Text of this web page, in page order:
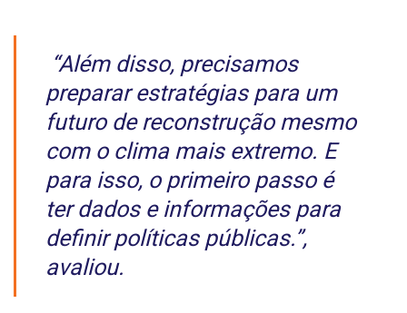
“Além disso, precisamos
preparar estratégias para um
futuro de reconstrução mesmo
com o clima mais extremo. E
para isso, o primeiro passo é
ter dados e informações para
definir políticas públicas.”,
avaliou.